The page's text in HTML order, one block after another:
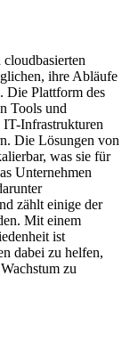
ihre Abläufe
Die Plattform des
Tools und
Infrastrukturen
Die Lösungen von
was sie für
Unternehmen
zählt einige der
Mit einem
ist
dabei zu helfen,
zu